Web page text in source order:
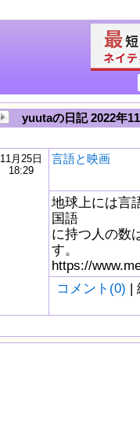
yuutaの日記 2022年
11月25日
18:29
言語と映画
地球上には言
国語
に持つ人の数
す。
https://
コメント(0) |